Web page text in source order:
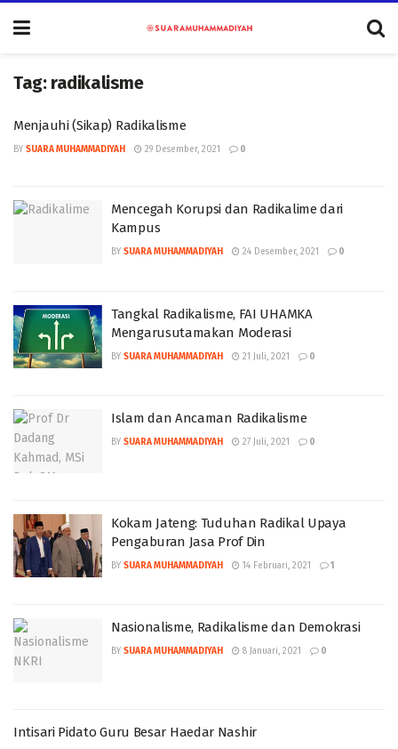
Tag: radikalisme
Menjauhi (Sikap) Radikalisme
BY SUARA MUHAMMADIYAH 29 Desember, 2021 0
Mencegah Korupsi dan Radikalime dari
Kampus
BY SUARA MUHAMMADIYAH 24 Desember, 2021 0
Tangkal Radikalisme, FAI UHAMKA
Mengarusutamakan Moderasi
BY SUARA MUHAMMADIYAH 21 Juli, 2021 0
Islam dan Ancaman Radikalisme
BY SUARA MUHAMMADIYAH 27 Juli, 2021 0
Kokam Jateng: Tuduhan Radikal Upaya
Pengaburan Jasa Prof Din
BY SUARA MUHAMMADIYAH 14 Februari, 2021 1
Nasionalisme, Radikalisme dan Demokrasi
BY SUARA MUHAMMADIYAH 8 Januari, 2021 0
Intisari Pidato Guru Besar Haedar Nashir